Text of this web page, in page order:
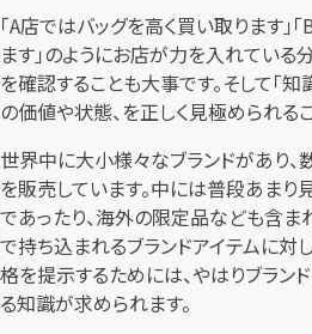
「A店ではバッグを高く買い取ります」
ます」のようにお店が力を入れている
を確認することも大事です。そして「知
の価値や状態、を正しく見極められる
世界中に大小様々なブランドがあり
を販売しています。中には普段あまり
であったり、海外の限定品なども含ま
で持ち込まれるブランドアイテムに対
格を提示するためには、やはりブラン
る知識が求められます。